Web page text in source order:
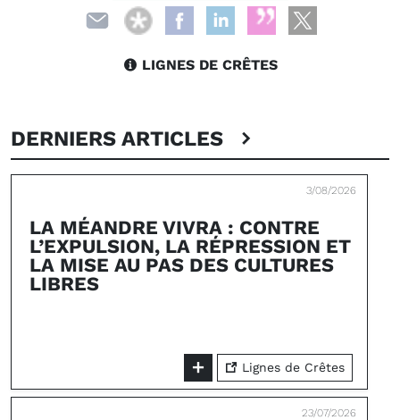
LIGNES DE CRÊTES
DERNIERS ARTICLES
3/08/2026
LA MÉANDRE VIVRA : CONTRE
L’EXPULSION, LA RÉPRESSION ET
LA MISE AU PAS DES CULTURES
LIBRES
Lignes de Crêtes
23/07/2026